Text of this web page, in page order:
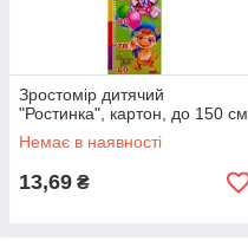
Зростомір дитячий
"Ростинка", картон, до 150 см
Немає в наявності
13,69 ₴